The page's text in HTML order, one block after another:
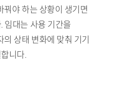
꿔야 하는 상황이 생기면
임대는 사용 기간을
상태 변화에 맞춰 기기
니다.